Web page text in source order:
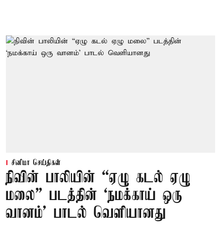
சினிமா செய்திகள்
நிவின் பாலியின் “ஏழு கடல் ஏழு
மலை” படத்தின் ‘நமக்காய் ஒரு
வானம்’ பாடல் வெளியானது